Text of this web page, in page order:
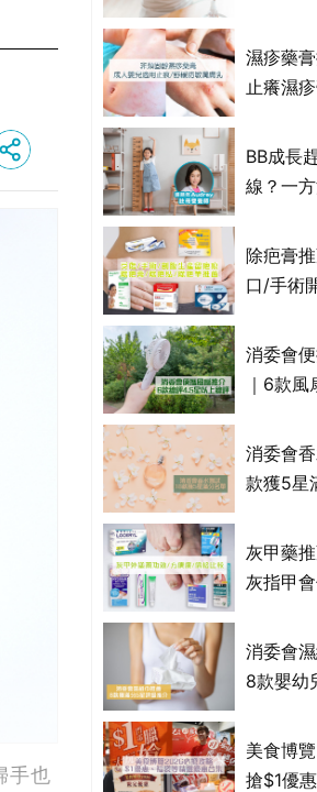
手也
Cetaphil
濕疹藥
止癢濕
膏/濕疹
疹皮膚適
一覽)
BB成長
線？一
懂得把
高黃金
除疤膏
口/手術
藥膏/除
比較（
消委會
｜6款風
品 MUJI
消委會
款獲5星
ARMANI
Spencer
灰甲藥
灰指甲
膏/抗甲
效/價格
消委會濕
8款嬰幼
屈臣氏
生
美食博
搶$1優